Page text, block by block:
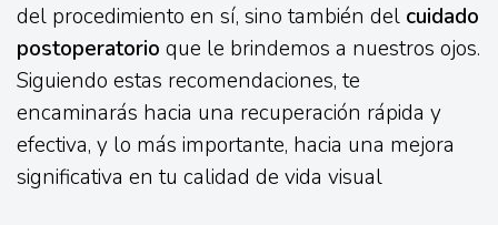
del procedimiento en sí, sino también del cuidado
postoperatorio que le brindemos a nuestros ojos.
Siguiendo estas recomendaciones, te
encaminarás hacia una recuperación rápida y
efectiva, y lo más importante, hacia una mejora
significativa en tu calidad de vida visual